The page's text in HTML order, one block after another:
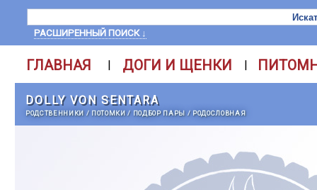
РАСШИРЕННЫЙ ПОИСК ↓
ГЛАВНАЯ | ДОГИ И ЩЕНКИ |
DOLLY VON SENTARA
РОДСТВЕННИКИ / ПОТОМКИ/ ПОДБОР ПАРЫ / РОДОСЛОВНАЯ